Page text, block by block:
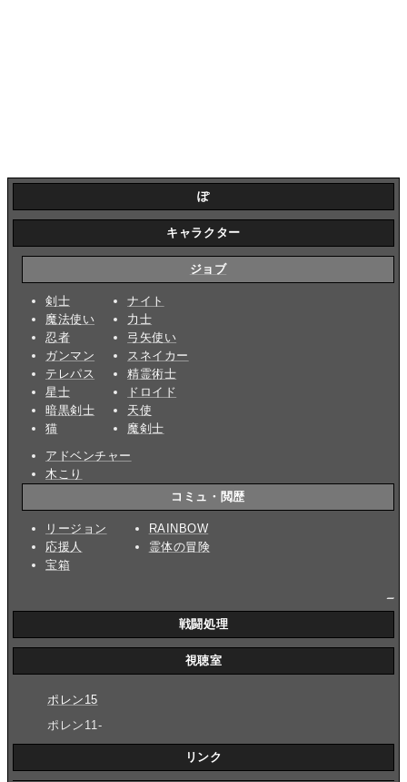
ぽ
キャラクター
ジョブ
剣士
魔法使い
忍者
ガンマン
テレパス
星士
暗黒剣士
猫
ナイト
力士
弓矢使い
スネイカー
精霊術士
ドロイド
天使
魔剣士
アドベンチャー
木こり
コミュ・閲歴
リージョン
応援人
宝箱
RAINBOW
霊体の冒険
戦闘処理
視聴室
ポレン15
ポレン11-
リンク